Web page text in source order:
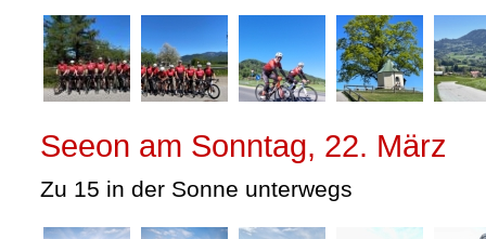
Seeon am Sonntag, 22. März
Zu 15 in der Sonne unterwegs